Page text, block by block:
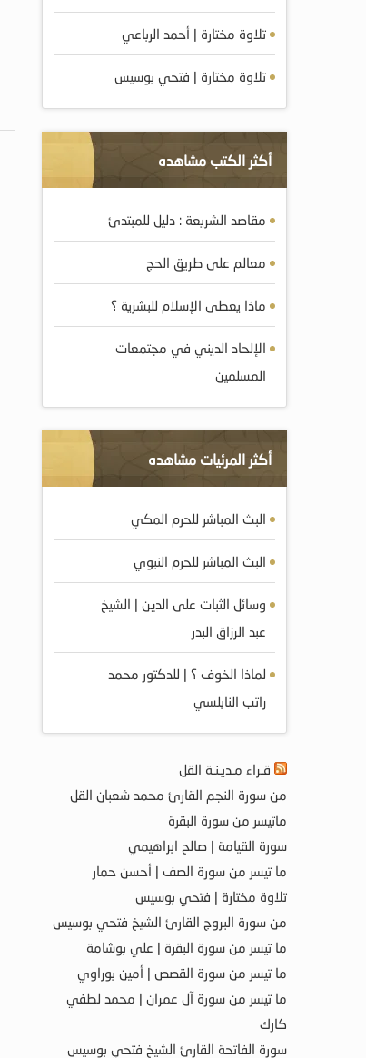
تلاوة مختارة | أحمد الرباعي
تلاوة مختارة | فتحي بوسيس
أكثر الكتب مشاهده
مقاصد الشريعة : دليل للمبتدئ
معالم على طريق الحج
ماذا يعطى الإسلام للبشرية ؟
الإلحاد الديني في مجتمعات
المسلمين
أكثر المرئيات مشاهده
البث المباشر للحرم المكي
البث المباشر للحرم النبوي
وسائل الثبات على الدين | الشيخ
عبد الرزاق البدر
لماذا الخوف ؟ | للدكتور محمد
راتب النابلسي
قـراء مـديـنـة القل
من سورة النجم القارئ محمد شعبان القل
ماتيسر من سورة البقرة
سورة القيامة | صالح ابراهيمي
ما تيسر من سورة الصف | أحسن حمار
تلاوة مختارة | فتحي بوسيس
من سورة البروج القارئ الشيخ فتحي بوسيس
ما تيسر من سورة البقرة | علي بوشامة
ما تيسر من سورة القصص | أمين بوراوي
ما تيسر من سورة آل عمران | محمد لطفي
كارك
سورة الفاتحة القارئ الشيخ فتحي بوسيس